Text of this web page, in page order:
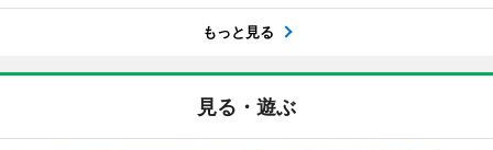
もっと見る
見る・遊ぶ